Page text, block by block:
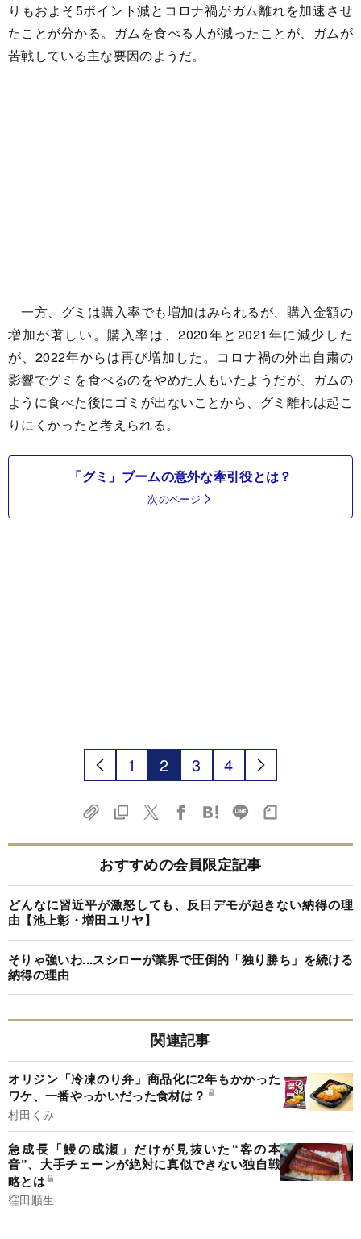
りもおよそ5ポイント減とコロナ禍がガム離れを加速させ
たことが分かる。ガムを食べる人が減ったことが、ガムが
苦戦している主な要因のようだ。
一方、グミは購入率でも増加はみられるが、購入金額の
増加が著しい。購入率は、2020年と2021年に減少した
が、2022年からは再び増加した。コロナ禍の外出自粛の
影響でグミを食べるのをやめた人もいたようだが、ガムの
ように食べた後にゴミが出ないことから、グミ離れは起こ
りにくかったと考えられる。
「グミ」ブームの意外な牽引役とは？
次のページ
1 2 3 4
おすすめの会員限定記事
どんなに習近平が激怒しても、反日デモが起きない納得の理
由【池上彰・増田ユリヤ】
そりゃ強いわ...スシローが業界で圧倒的「独り勝ち」を続ける
納得の理由
関連記事
オリジン「冷凍のり弁」商品化に2年もかかった
ワケ、一番やっかいだった食材は？
村田くみ
急成長「鰻の成瀬」だけが見抜いた“客の本
音”、大手チェーンが絶対に真似できない独自戦
略とは
窪田順生